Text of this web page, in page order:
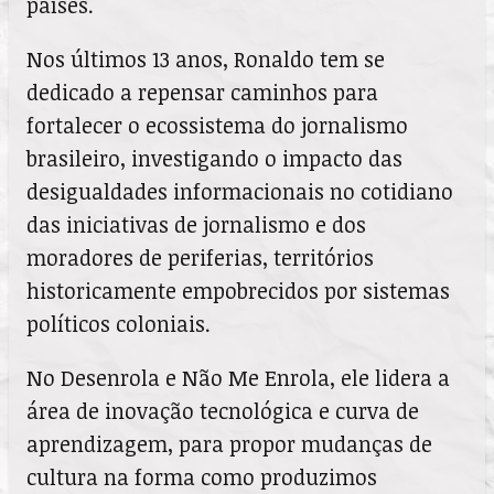
Nos últimos 13 anos, Ronaldo tem se
dedicado a repensar caminhos para
fortalecer o ecossistema do jornalismo
brasileiro, investigando o impacto das
desigualdades informacionais no cotidiano
das iniciativas de jornalismo e dos
moradores de periferias, territórios
historicamente empobrecidos por sistemas
políticos coloniais.
No Desenrola e Não Me Enrola, ele lidera a
área de inovação tecnológica e curva de
aprendizagem, para propor mudanças de
cultura na forma como produzimos